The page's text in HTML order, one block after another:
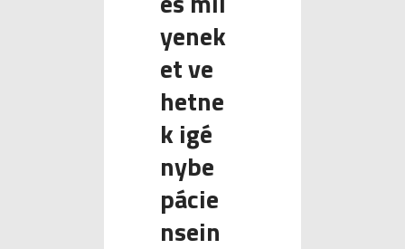
yenek
et ve
hetne
k igé
nybe
pácie
nsein